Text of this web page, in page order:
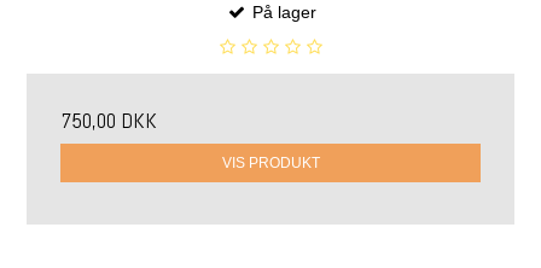
På lager
750,00 DKK
VIS PRODUKT